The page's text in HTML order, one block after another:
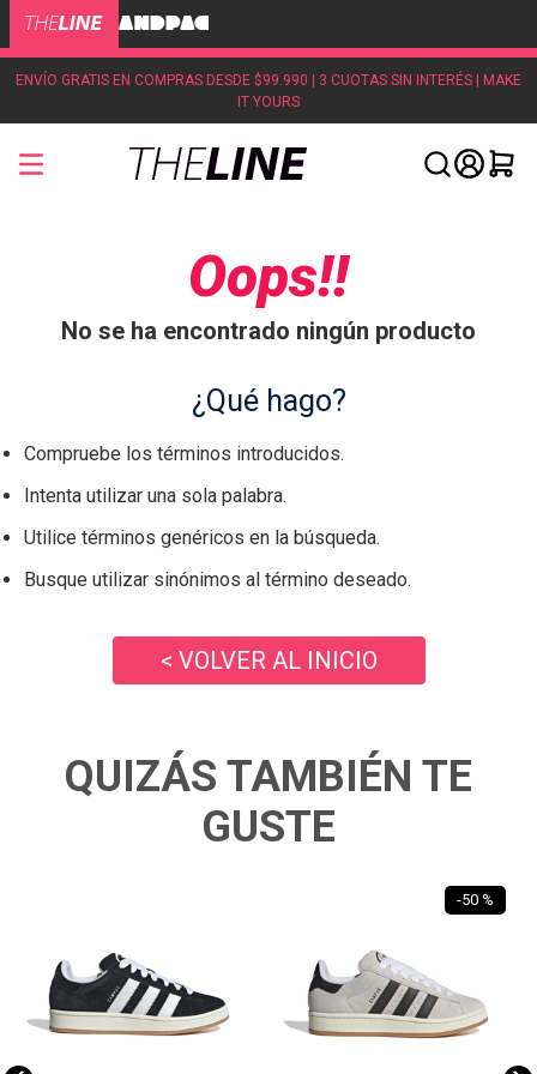
ENVÍO GRATIS EN COMPRAS DESDE $99.990 | 3 CUOTAS SIN INTERÉS | MAKE
IT YOURS
Oops!!
No se ha encontrado ningún producto
¿Qué hago?
Compruebe los términos introducidos.
Intenta utilizar una sola palabra.
Utilice términos genéricos en la búsqueda.
Busque utilizar sinónimos al término deseado.
< VOLVER AL INICIO
QUIZÁS TAMBIÉN TE
GUSTE
-50 %